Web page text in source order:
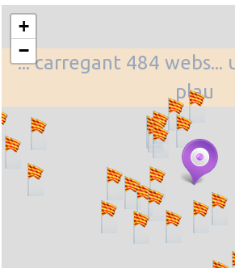
... carregant 484 webs...
plau
+
−